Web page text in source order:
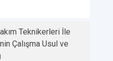
Teknikerleri İle
Çalışma Usul ve